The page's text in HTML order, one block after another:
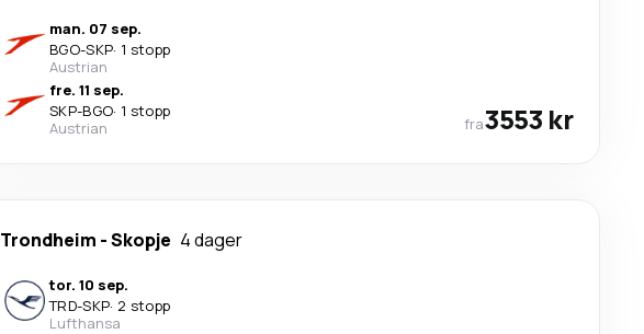
man. 07 sep.
BGO-SKP· 1 stopp
Austrian
fre. 11 sep.
SKP-BGO· 1 stopp
Austrian
fra3553 kr
Trondheim -Skopje 4 dager
tor. 10 sep.
TRD-SKP· 2 stopp
Lufthansa